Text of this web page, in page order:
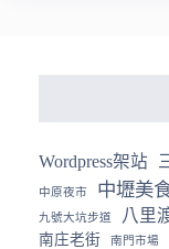
Wordpress架站
中原夜市 中壢美
九號大坑步道 八里
南庄老街
南門市場